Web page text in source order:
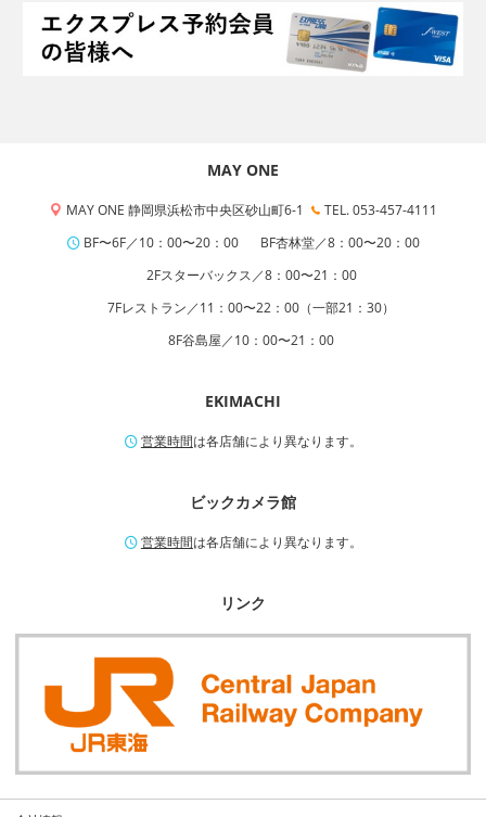
MAY ONE
MAY ONE 静岡県浜松市中央区砂山町6-1
TEL. 053-457-4111
BF〜6F／10：00〜20：00
BF杏林堂／8：00〜20：00
2Fスターバックス／8：00〜21：00
7Fレストラン／11：00〜22：00（一部21：30）
8F谷島屋／10：00〜21：00
EKIMACHI
営業時間は各店舗により異なります。
ビックカメラ館
営業時間は各店舗により異なります。
リンク